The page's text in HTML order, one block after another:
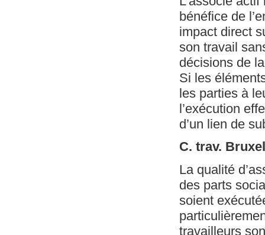
bénéfice de
impact direct
son travail
décisions de
Si les
les parties à
l’exécution
d’un lien de
C. trav.
La qualité
des parts
soient
travailleurs